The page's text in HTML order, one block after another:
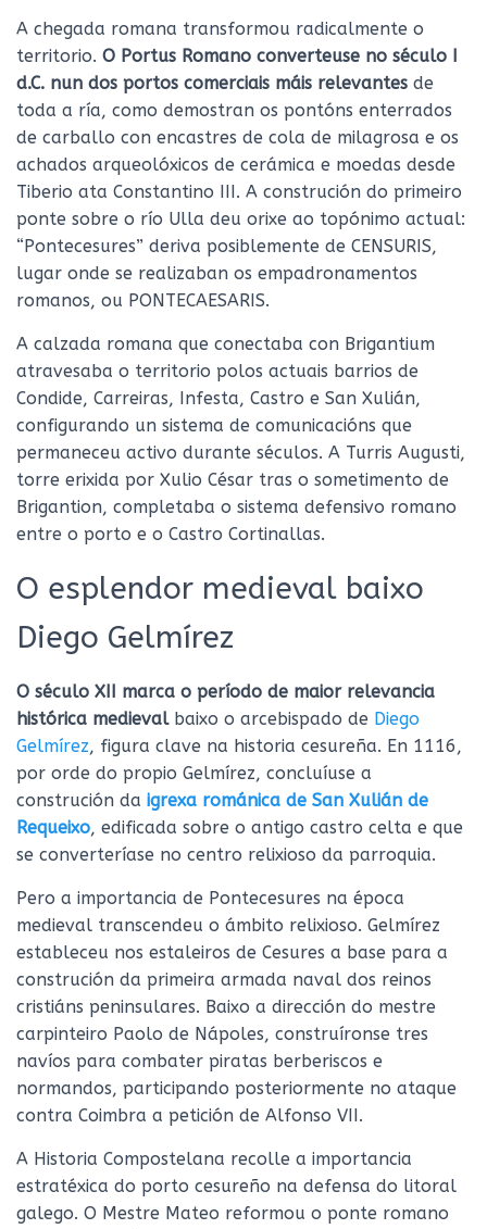
A chegada romana transformou radicalmente o
territorio. O Portus Romano converteuse no século I
d.C. nun dos portos comerciais máis relevantes de
toda a ría, como demostran os pontóns enterrados
de carballo con encastres de cola de milagrosa e os
achados arqueolóxicos de cerámica e moedas desde
Tiberio ata Constantino III. A construción do primeiro
ponte sobre o río Ulla deu orixe ao topónimo actual:
“Pontecesures” deriva posiblemente de CENSURIS,
lugar onde se realizaban os empadronamentos
romanos, ou PONTECAESARIS.
A calzada romana que conectaba con Brigantium
atravesaba o territorio polos actuais barrios de
Condide, Carreiras, Infesta, Castro e San Xulián,
configurando un sistema de comunicacións que
permaneceu activo durante séculos. A Turris Augusti,
torre erixida por Xulio César tras o sometimento de
Brigantion, completaba o sistema defensivo romano
entre o porto e o Castro Cortinallas.
O esplendor medieval baixo
Diego Gelmírez
O século XII marca o período de maior relevancia
histórica medievalbaixo o arcebispado de Diego
Gelmírez, figura clave na historia cesureña. En 1116,
por orde do propio Gelmírez, concluíuse a
construción da igrexa románica de San Xulián de
Requeixo, edificada sobre o antigo castro celta e que
se converteríase no centro relixioso da parroquia.
Pero a importancia de Pontecesures na época
medieval transcendeu o ámbito relixioso. Gelmírez
estableceu nos estaleiros de Cesures a base para a
construción da primeira armada naval dos reinos
cristiáns peninsulares. Baixo a dirección do mestre
carpinteiro Paolo de Nápoles, construíronse tres
navíos para combater piratas berberiscos e
normandos, participando posteriormente no ataque
contra Coimbra a petición de Alfonso VII.
A Historia Compostelana recolle a importancia
estratéxica do porto cesureño na defensa do litoral
galego. O Mestre Mateo reformou o ponte romano